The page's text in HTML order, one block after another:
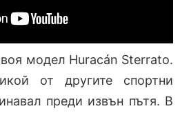
модел Huracán Sterrato.
от другите спортни
преди извън пътя. В